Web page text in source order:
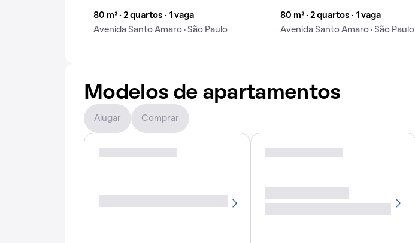
80 m² · 2 quartos · 1 vaga
Avenida Santo Amaro · São Paulo
80 m² · 2 quartos · 1 vaga
Avenida Santo Amaro · São Paulo
Modelos de apartamentos
Alugar Comprar